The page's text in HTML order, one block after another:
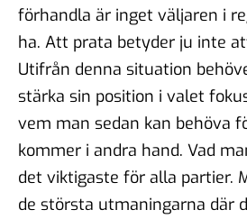
förhandla är inget väljaren i
ha. Att prata betyder ju inte
Utifrån denna situation
stärka sin position i valet
vem man sedan kan behöva
kommer i andra hand. Vad
det viktigaste för alla partier.
de största utmaningarna där